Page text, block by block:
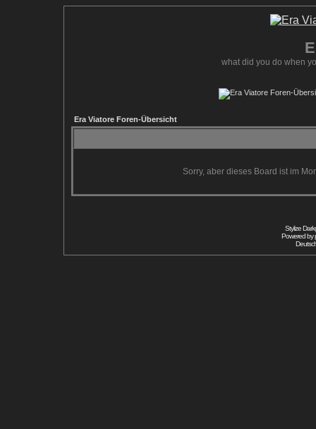
what did you do when
Era Viatore Foren-Übersicht
Sorry, aber dieses Board ist im
Stylize
Powered by